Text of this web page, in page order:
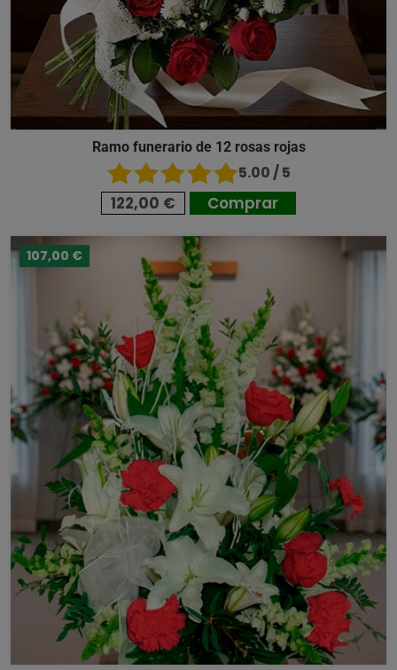
Ramo funerario de 12 rosas rojas
5.00 / 5
122,00 € Comprar
107,00 €